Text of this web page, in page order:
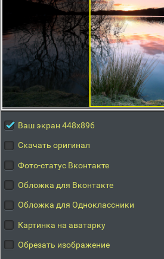
Ваш экран 448x896
Скачать оригинал
Фото-статус Вконтакте
Обложка для Вконтакте
Обложка для Одноклассники
Картинка на аватарку
Обрезать изображение